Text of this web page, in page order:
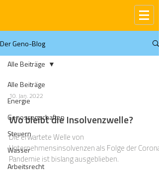
Der Geno-Blog
Alle Beiträge
Energie
Genossenschaften
Steuern
Wasser
Arbeitsrecht
Alle Beiträge
10. Jan. 2022
Wo bleibt die Insolvenzwelle?
Die erwartete Welle von
Unternehmensinsolvenzen als Folge der Corona-
Pandemie ist bislang ausgeblieben.